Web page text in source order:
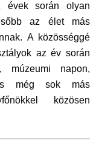
évek során olyan
az élet más
A közösséggé
az év során
múzeumi napon,
és még sok más
közösen